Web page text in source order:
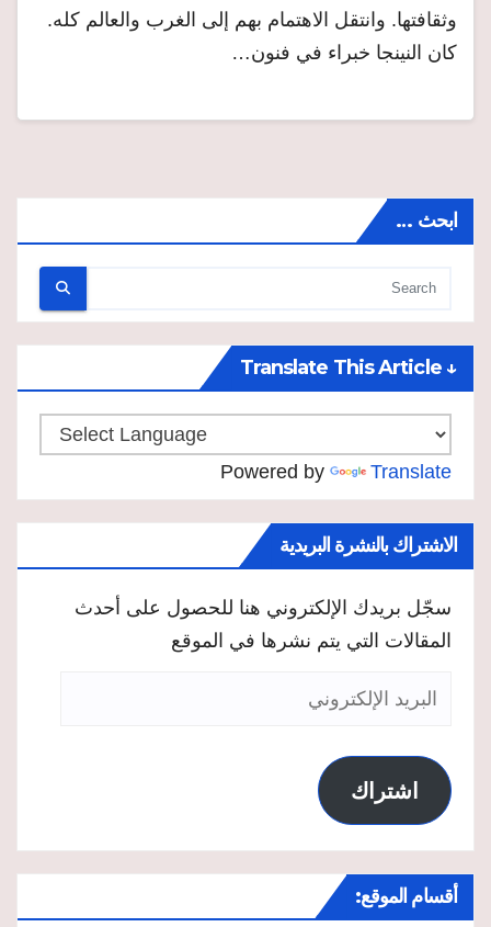
وثقافتها. وانتقل الاهتمام بهم إلى الغرب والعالم كله.
كان النينجا خبراء في فنون…
ابحث …
↓ Translate This Article
Powered by Translate
الاشتراك بالنشرة البريدية
سجّل بريدك الإلكتروني هنا للحصول على أحدث
المقالات التي يتم نشرها في الموقع
البريد
اشتراك
أقسام الموقع: